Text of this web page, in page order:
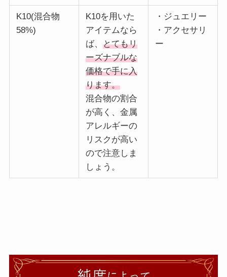
K10(混合物
58%)
K10を用いた
アイテムなら
ば、 とてもリ
ーズナブルな
価格で手に入
ります。
混合物の割合
が高く、金属
アレルギーの
リスクが高い
ので注意しま
しょう。
・ジュエリー
・アクセサリ
ー